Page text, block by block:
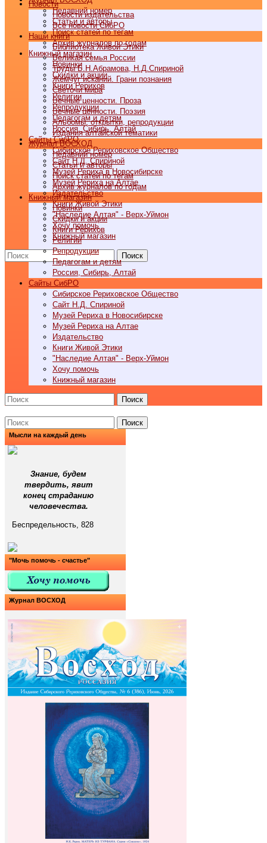
Недавний номер
Статьи и авторы
Поиск статей по тегам
Архив журналов по годам
Книжный магазин
Новинки
Скидки и акции
Книги Рерихов
Религии
Репродукции
Педагогам и детям
Россия, Сибирь, Алтай
Cайты СибРО
Сибирское Рериховское Общество
Сайт Н.Д. Спириной
Музей Рериха в Новосибирске
Музей Рериха на Алтае
Издательство
Книги Живой Этики
"Наследие Алтая" - Верх-Уймон
Хочу помочь
Книжный магазин
Поиск
Новости
Новости издательства
Все новости СибРО
Наши книги
Библиотека Живой Этики
Великая семья России
Труды Б.Н.Абрамова, Н.Д.Спириной
Жемчуг исканий. Грани познания
Светочи мира
Вечные ценности. Проза
Вечные ценности. Поэзия
Альбомы, открытки, репродукции
Издания алтайской тематики
Журнал ВОСХОД
Недавний номер
Статьи и авторы
Поиск статей по тегам
Архив журналов по годам
Книжный магазин
Новинки
Скидки и акции
Книги Рерихов
Религии
Репродукции
Педагогам и детям
Россия, Сибирь, Алтай
Cайты СибРО
Сибирское Рериховское Общество
Сайт Н.Д. Спириной
Музей Рериха в Новосибирске
Музей Рериха на Алтае
Издательство
Книги Живой Этики
"Наследие Алтая" - Верх-Уймон
Хочу помочь
Книжный магазин
Поиск
Поиск
Мысли на каждый день
Знание, будем
твердить, явит
конец страданию
человечества.
Беспредельность, 828
"Мочь помочь - счастье"
Журнал ВОСХОД